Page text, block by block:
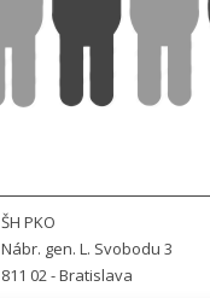
ŠH PKO
Nábr. gen. L. Svobodu 3
811 02 -Bratislava